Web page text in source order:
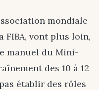
mondiale
FIBA, vont plus loin,
manuel du Mini-
des 10 à 12
établir des rôles